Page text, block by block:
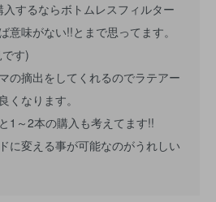
するならボトムレスフィルター
意味がない!!とまで思ってます。
す)
の摘出をしてくれるのでラテアー
くなります。
1～2本の購入も考えてます!!
に変える事が可能なのがうれしい